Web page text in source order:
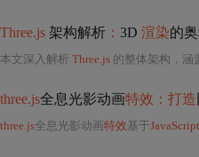
Three.js 架构解析 ： 3D 渲染的
本文深入解析 Three.js 的整体架构，涵
three.js全息光影动画特效：打造
three.js全息光影动画特效基于